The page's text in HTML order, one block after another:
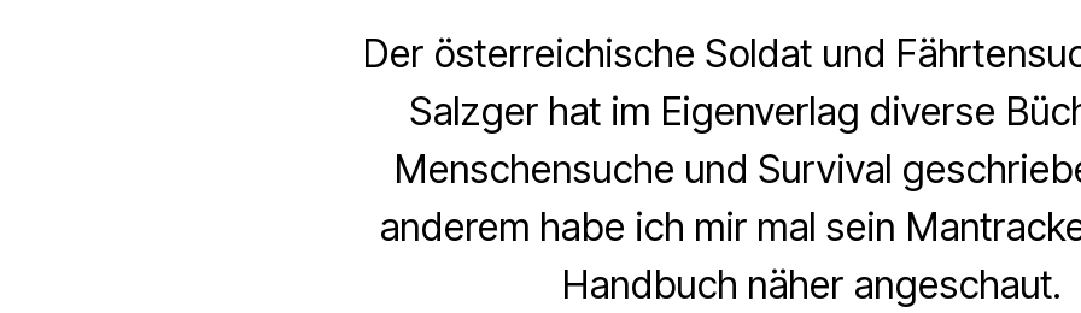
Der österreichische Soldat und
Salzger hat im Eigenverlag diverse
Menschensuche und Survival
anderem habe ich mir mal sein
Handbuch näher angeschaut.